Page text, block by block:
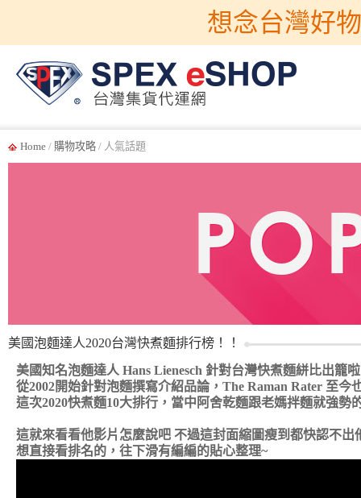
想念台灣好
Home / 購物攻略 / 人氣話題
美國泡麵達人2020台灣快煮麵排行榜！！
美國知名泡麵達人 Hans Lienesch 針對台灣快煮麵絣比出籠
從2002開始針對泡麵撰寫介紹品論，The Raman Rater 至今
這次2020快煮麵10大排行，當中阿舍乾麵跟老媽拌麵就強勢
這就來看看他影片怎麼說吧 不過這封面縮圖瘦到都快認不出
想直接看排名的，往下滑有編編的貼心整理~